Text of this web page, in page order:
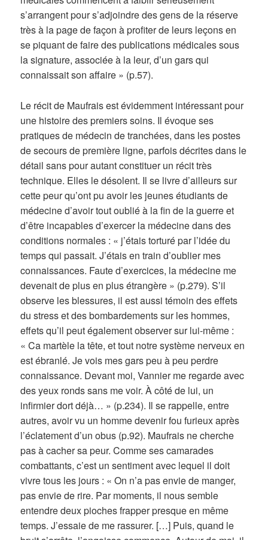
s’arrangent pour s’adjoindre des gens de la réserve
très à la page de façon à profiter de leurs leçons en
se piquant de faire des publications médicales sous
la signature, associée à la leur, d’un gars qui
connaissait son affaire » (p.57).
Le récit de Maufrais est évidemment intéressant pour
une histoire des premiers soins. Il évoque ses
pratiques de médecin de tranchées, dans les postes
de secours de première ligne, parfois décrites dans le
détail sans pour autant constituer un récit très
technique. Elles le désolent. Il se livre d’ailleurs sur
cette peur qu’ont pu avoir les jeunes étudiants de
médecine d’avoir tout oublié à la fin de la guerre et
d’être incapables d’exercer la médecine dans des
conditions normales : « j’étais torturé par l’idée du
temps qui passait. J’étais en train d’oublier mes
connaissances. Faute d’exercices, la médecine me
devenait de plus en plus étrangère » (p.279). S’il
observe les blessures, il est aussi témoin des effets
du stress et des bombardements sur les hommes,
effets qu’il peut également observer sur lui-même :
« Ca martèle la tête, et tout notre système nerveux en
est ébranlé. Je vois mes gars peu à peu perdre
connaissance. Devant moi, Vannier me regarde avec
des yeux ronds sans me voir. À côté de lui, un
infirmier dort déjà… » (p.234). Il se rappelle, entre
autres, avoir vu un homme devenir fou furieux après
l’éclatement d’un obus (p.92). Maufrais ne cherche
pas à cacher sa peur. Comme ses camarades
combattants, c’est un sentiment avec lequel il doit
vivre tous les jours : « On n’a pas envie de manger,
pas envie de rire. Par moments, il nous semble
entendre deux pioches frapper presque en même
temps. J’essaie de me rassurer. […] Puis, quand le